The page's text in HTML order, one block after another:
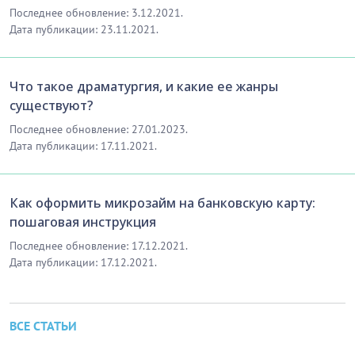
Последнее обновление: 3.12.2021.
Дата публикации: 23.11.2021.
Что такое драматургия, и какие ее жанры
существуют?
Последнее обновление: 27.01.2023.
Дата публикации: 17.11.2021.
Как оформить микрозайм на банковскую карту:
пошаговая инструкция
Последнее обновление: 17.12.2021.
Дата публикации: 17.12.2021.
ВСЕ СТАТЬИ